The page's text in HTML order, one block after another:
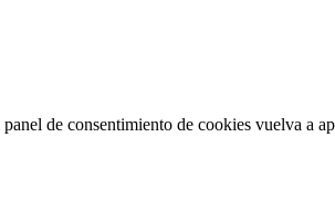
de consentimiento de cookies vuelva a